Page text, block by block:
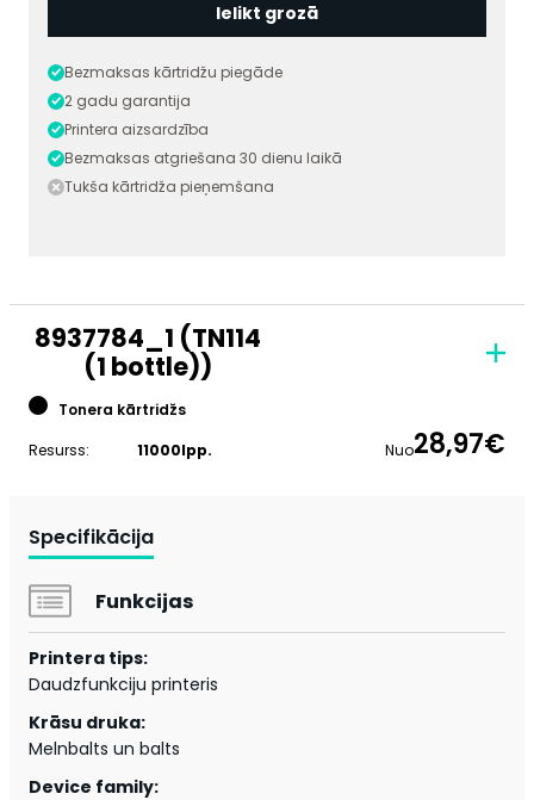
Ielikt grozā
Bezmaksas kārtridžu piegāde
2 gadu garantija
Printera aizsardzība
Bezmaksas atgriešana 30 dienu laikā
Tukša kārtridža pieņemšana
8937784_1 (TN114
(1 bottle))
Tonera kārtridžs
Resurss:
11000lpp. Nuo28,97€
Specifikācija
Funkcijas
Printera tips:
Daudzfunkciju printeris
Krāsu druka:
Melnbalts un balts
Device family: